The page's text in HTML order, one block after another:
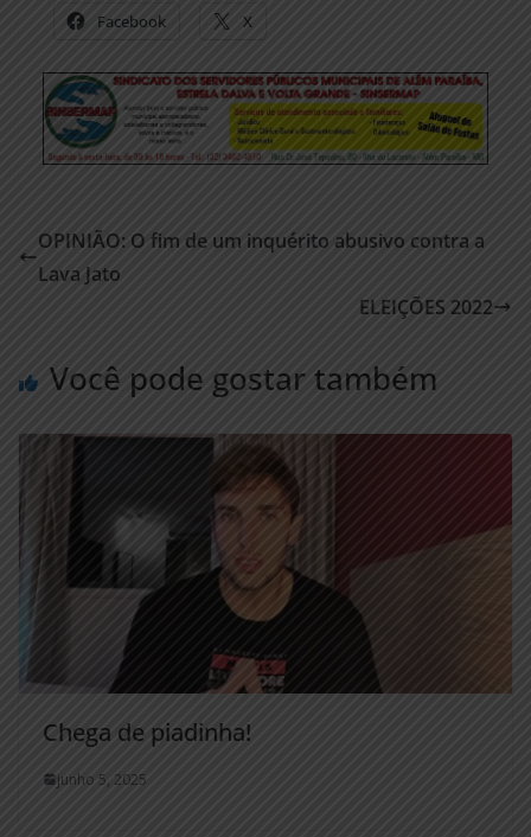
Facebook X
OPINIÃO: O fim de um inquérito abusivo contra a
Lava Jato
ELEIÇÕES 2022
Você pode gostar também
Chega de piadinha!
junho 5, 2025